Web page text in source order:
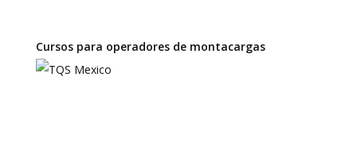
Cursos para operadores de montacargas